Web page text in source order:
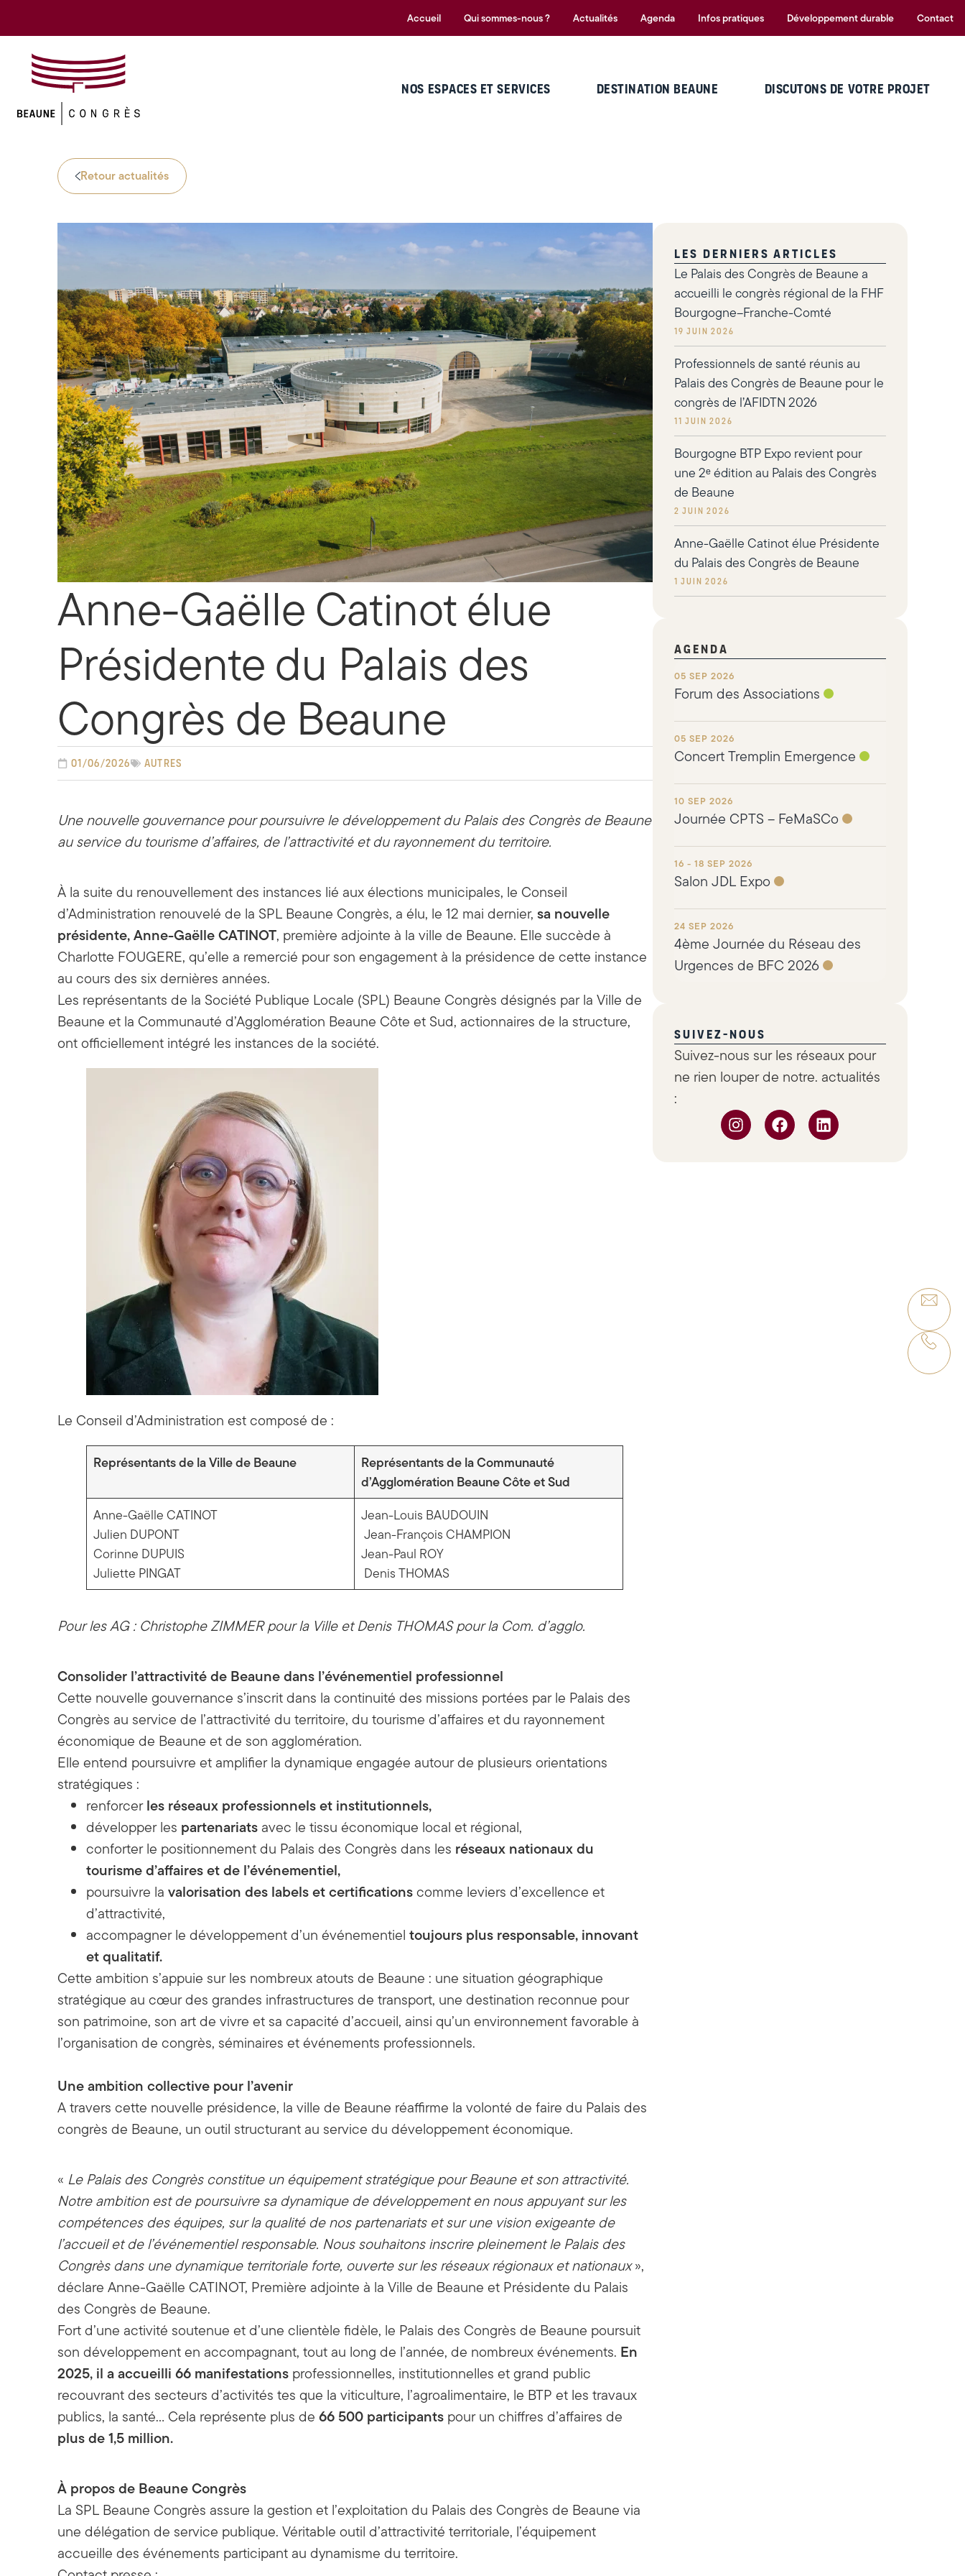
Accueil Qui sommes-nous ? Actualités Agenda Infos pratiques Développement durable Contact
NOS ESPACES ET SERVICES DESTINATION BEAUNE DISCUTONS DE VOTRE PROJET
Retour actualités
Anne-Gaëlle Catinot élue
Présidente du Palais des
Congrès de Beaune
01/06/2026 Autres
Une nouvelle gouvernance pour poursuivre le développement du Palais des Congrès de Beaune
au service du tourisme d’affaires, de l’attractivité et du rayonnement du territoire.
À la suite du renouvellement des instances lié aux élections municipales, le Conseil
d’Administration renouvelé de la SPL Beaune Congrès, a élu, le 12 mai dernier, sa nouvelle
présidente, Anne-Gaëlle CATINOT, première adjointe à la ville de Beaune. Elle succède à
Charlotte FOUGERE, qu’elle a remercié pour son engagement à la présidence de cette instance
au cours des six dernières années.
Les représentants de la Société Publique Locale (SPL) Beaune Congrès désignés par la Ville de
Beaune et la Communauté d’Agglomération Beaune Côte et Sud, actionnaires de la structure,
ont officiellement intégré les instances de la société.
Le Conseil d’Administration est composé de :
Représentants de la Ville de Beaune
Représentants de la Communauté
d’Agglomération Beaune Côte et Sud
Anne-Gaëlle CATINOT
Julien DUPONT
Corinne DUPUIS
Juliette PINGAT
Jean-Louis BAUDOUIN
Jean-François CHAMPION
Jean-Paul ROY
Denis THOMAS
Pour les AG : Christophe ZIMMER pour la Ville et Denis THOMAS pour la Com. d’agglo.
Consolider l’attractivité de Beaune dans l’événementiel professionnel
Cette nouvelle gouvernance s’inscrit dans la continuité des missions portées par le Palais des
Congrès au service de l’attractivité du territoire, du tourisme d’affaires et du rayonnement
économique de Beaune et de son agglomération.
Elle entend poursuivre et amplifier la dynamique engagée autour de plusieurs orientations
stratégiques :
renforcerles réseaux professionnels et institutionnels,
développer les partenariatsavec le tissu économique local et régional,
conforter le positionnement du Palais des Congrès dans les réseaux nationauxdu
tourisme d’affaires et de l’événementiel,
poursuivre la valorisation des labels et certificationscomme leviers d’excellence et
d’attractivité,
accompagner le développement d’un événementiel toujours plus responsable, innovant
et qualitatif.
Cette ambition s’appuie sur les nombreux atouts de Beaune : une situation géographique
stratégique au cœur des grandes infrastructures de transport, une destination reconnue pour
son patrimoine, son art de vivre et sa capacité d’accueil, ainsi qu’un environnement favorable à
l’organisation de congrès, séminaires et événements professionnels.
Une ambition collective pour l’avenir
A travers cette nouvelle présidence, la ville de Beaune réaffirme la volonté de faire du Palais des
congrès de Beaune, un outil structurant au service du développement économique.
« Le Palais des Congrès constitue un équipement stratégique pour Beaune et son attractivité.
Notre ambition est de poursuivre sa dynamique de développement en nous appuyant sur les
compétences des équipes, sur la qualité de nos partenariats et sur une vision exigeante de
l’accueil et de l’événementiel responsable. Nous souhaitons inscrire pleinement le Palais des
Congrès dans une dynamique territoriale forte, ouverte sur les réseaux régionaux et nationaux»,
déclare Anne-Gaëlle CATINOT, Première adjointe à la Ville de Beaune et Présidente du Palais
des Congrès de Beaune.
Fort d’une activité soutenue et d’une clientèle fidèle, le Palais des Congrès de Beaune poursuit
son développement en accompagnant, tout au long de l’année, de nombreux événements. En
2025, il a accueilli 66 manifestations professionnelles, institutionnelles et grand public
recouvrant des secteurs d’activités tes que la viticulture, l’agroalimentaire, le BTP et les travaux
publics, la santé… Cela représente plus de 66 500 participants pour un chiffres d’affaires de
plus de 1,5 million.
À propos de Beaune Congrès
La SPL Beaune Congrès assure la gestion et l’exploitation du Palais des Congrès de Beaune via
une délégation de service publique. Véritable outil d’attractivité territoriale, l’équipement
accueille des événements participant au dynamisme du territoire.
LES DERNIERS ARTICLES
Le Palais des Congrès de Beaune a
accueilli le congrès régional de la FHF
Bourgogne–Franche-Comté
19 juin 2026
Professionnels de santé réunis au
Palais des Congrès de Beaune pour le
congrès de l’AFIDTN 2026
11 juin 2026
Bourgogne BTP Expo revient pour
une 2ᵉ édition au Palais des Congrès
de Beaune
2 juin 2026
Anne-Gaëlle Catinot élue Présidente
du Palais des Congrès de Beaune
1 juin 2026
AGENDA
05 SEP 2026
Forum des Associations
05 SEP 2026
Concert Tremplin Emergence
10 SEP 2026
Journée CPTS – FeMaSCo
16 - 18 SEP 2026
Salon JDL Expo
24 SEP 2026
4ème Journée du Réseau des
Urgences de BFC 2026
SUIVEZ-NOUS
Suivez-nous sur les réseaux pour
ne rien louper de notre. actualités
: